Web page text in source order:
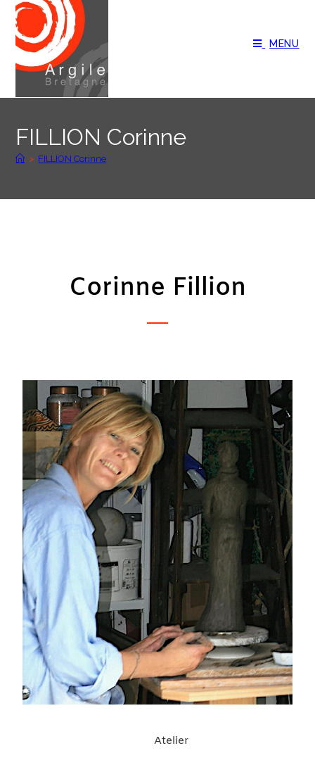
MENU
FILLION Corinne
> FILLION Corinne
Corinne Fillion
Atelier